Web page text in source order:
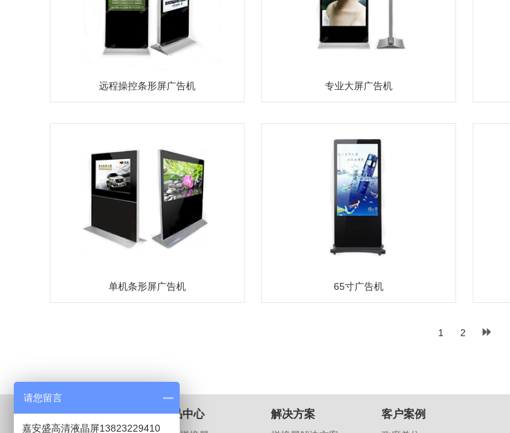
远程操控条形屏广告机 专业大屏广告机
单机条形屏广告机 65寸广告机
1 2
关于我们 产品中心 解决方案 客户案例
请您留言
嘉安盛高清液晶屏13823229410